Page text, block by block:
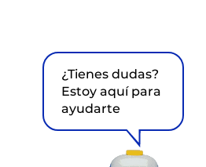
¿Tienes dudas?
Estoy aquí para
ayudarte